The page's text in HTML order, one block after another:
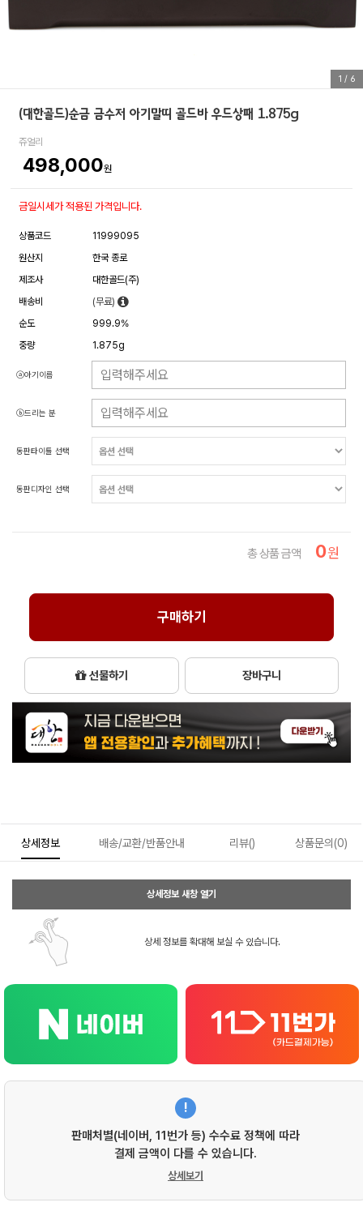
1 / 6
(대한골드)순금 금수저 아기말띠 골드바 우드상패 1.875g
쥬얼리
498,000원
금일시세가 적용된 가격입니다.
상품코드
11999095
원산지
한국 종로
제조사
대한골드(주)
배송비
(무료)
순도
999.9%
중량
1.875g
ⓐ아기이름
ⓑ드리는 분
동판타이틀 선택
동판디자인 선택
총 상품 금액 0원
구매하기
선물하기 장바구니
상세정보 배송/교환/반품안내 리뷰() 상품문의(0)
상세정보 새창 열기
상세 정보를 확대해 보실 수 있습니다.
!
판매처별(네이버, 11번가 등) 수수료 정책에 따라
결제 금액이 다를 수 있습니다.
상세보기